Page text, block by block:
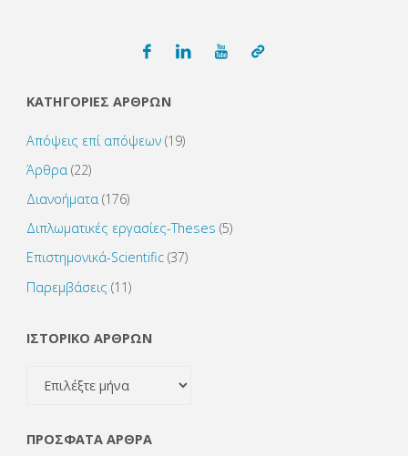
ΚΑΤΗΓΟΡΙΕΣ ΑΡΘΡΩΝ
Απόψεις επί απόψεων(19)
Άρθρα(22)
Διανοήματα(176)
Διπλωματικές εργασίες-Theses (5)
Επιστημονικά-Scientific(37)
Παρεμβάσεις (11)
ΙΣΤΟΡΙΚΟ ΑΡΘΡΩΝ
ΙΣΤΟΡΙΚΟ
ΠΡΌΣΦΑΤΑ ΆΡΘΡΑ